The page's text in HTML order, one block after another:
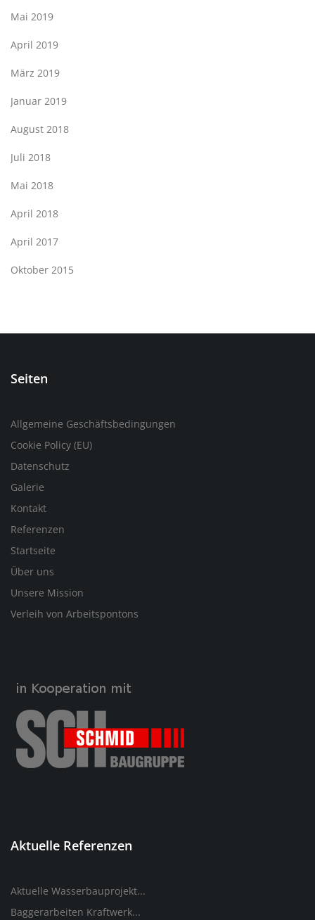
Mai 2019
April 2019
März 2019
Januar 2019
August 2018
Juli 2018
Mai 2018
April 2018
April 2017
Oktober 2015
Seiten
Allgemeine Geschäftsbedingungen
Cookie Policy (EU)
Datenschutz
Galerie
Kontakt
Referenzen
Startseite
Über uns
Unsere Mission
Verleih von Arbeitspontons
Aktuelle Referenzen
Aktuelle Wasserbauprojekt...
Baggerarbeiten Kraftwerk...